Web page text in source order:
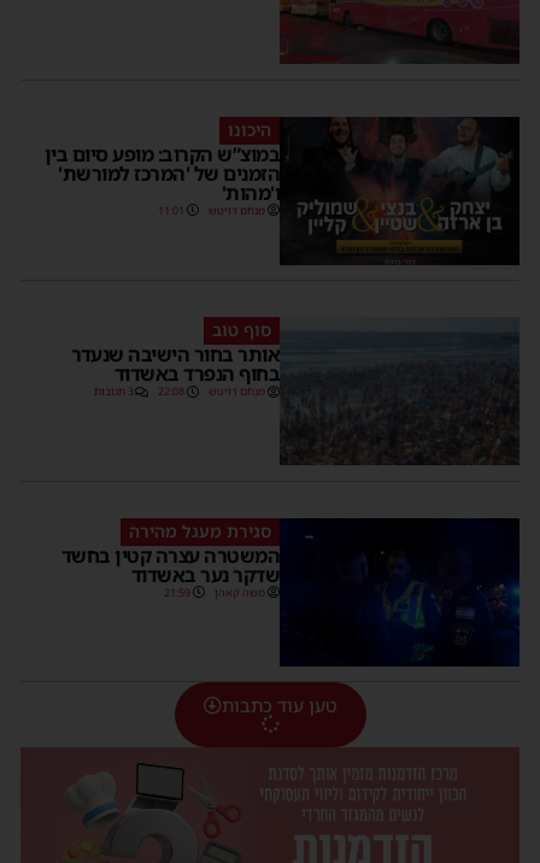
היכונו
במוצ”ש הקרוב: מופע סיום בין
הזמנים של 'המרכז למורשת'
ו'מהות'
מנחם דויטש 11:01
סוף טוב
אותר בחור הישיבה שנעדר
בחוף הנפרד באשדוד
מנחם דויטש 22:08 3 תגובות
סגירת מעגל מהירה
המשטרה עצרה קטין בחשד
שדקר נער באשדוד
משה קאהן 21:59
טען עוד כתבות